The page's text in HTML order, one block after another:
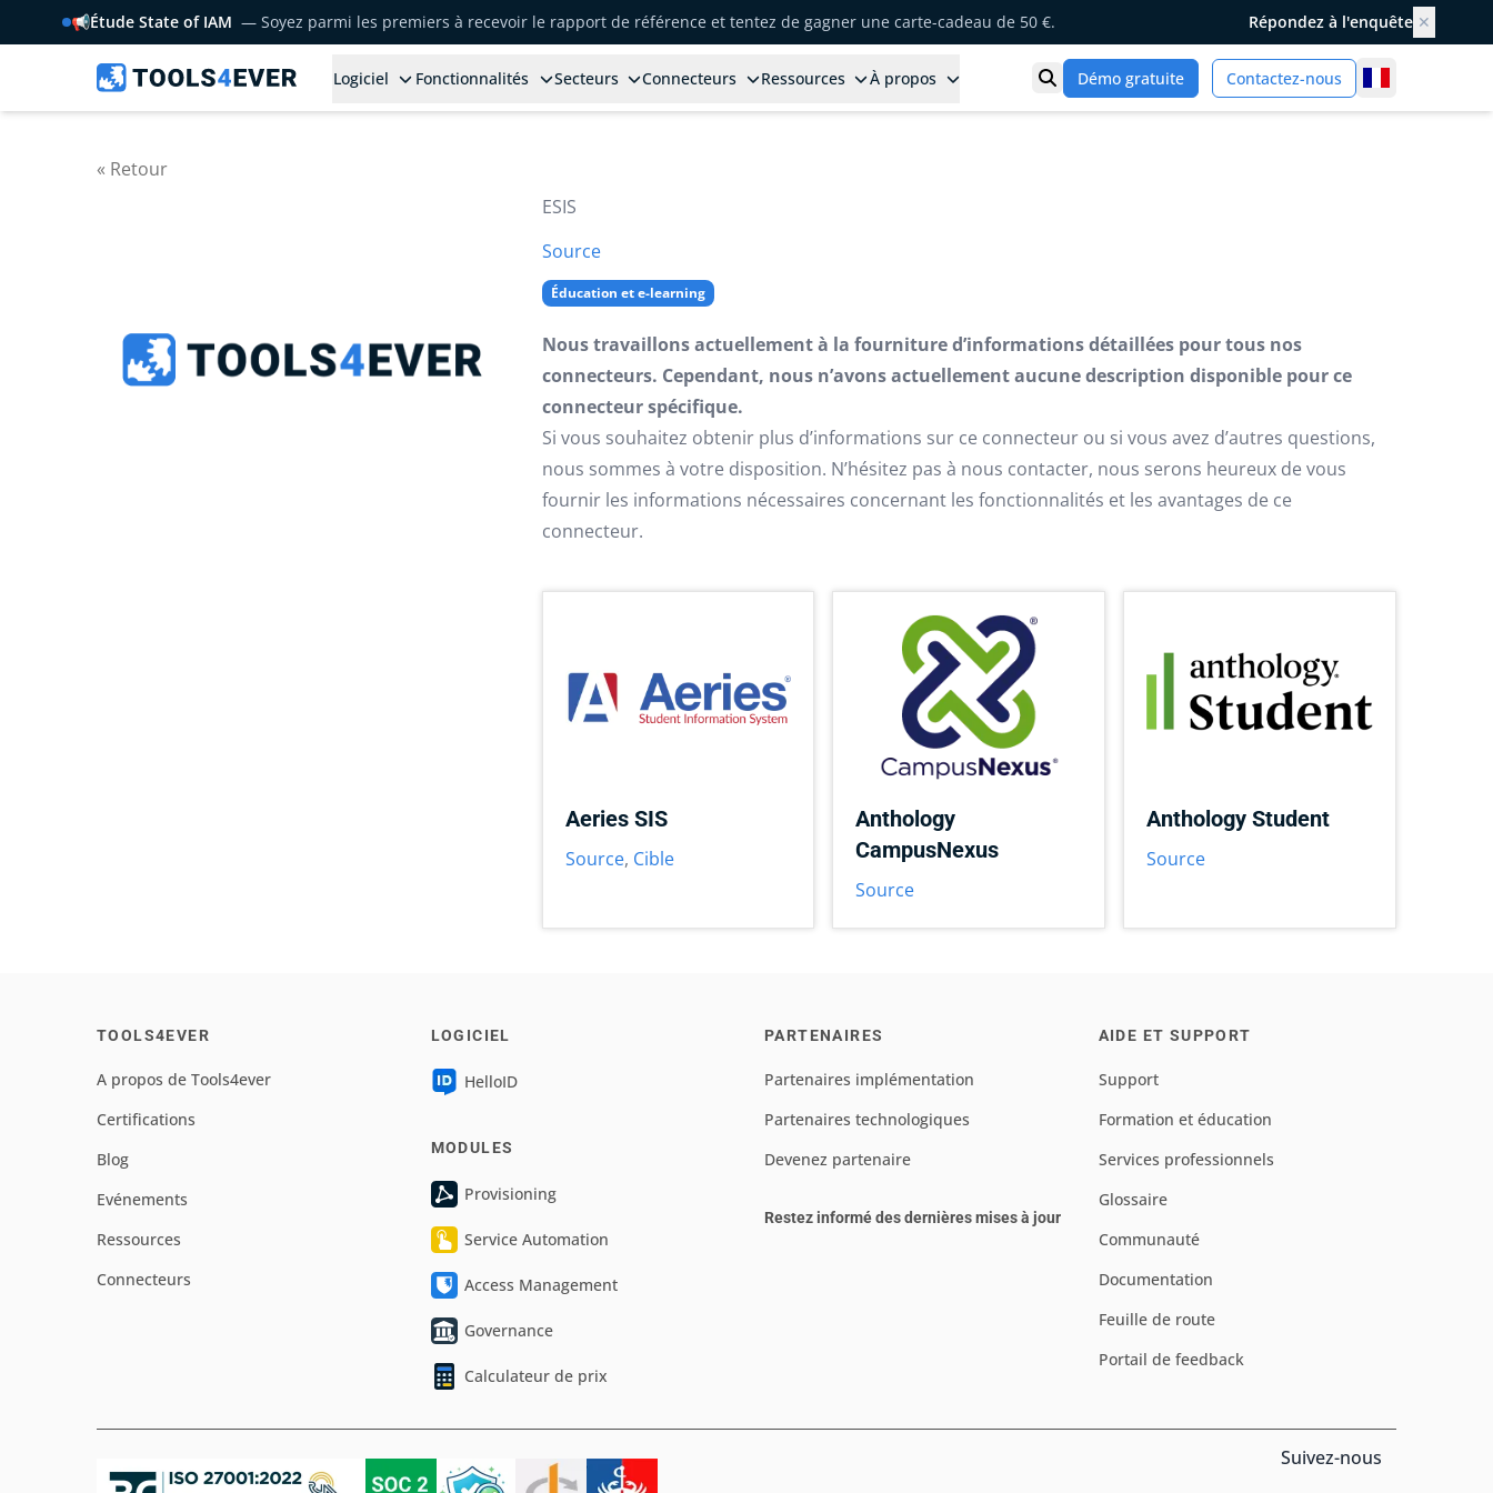
📢Étude State of IAM — Soyez parmi les premiers à recevoir le rapport de référence et tentez de gagner une carte-cadeau de 50 €. Répondez à l'enquête ✕
Logiciel Fonctionnalités Secteurs Connecteurs Ressources À propos Ouvrir la recherche
Démo gratuite Contactez-nous
« Retour
ESIS
Source
Éducation et e-learning
Nous travaillons actuellement à la fourniture d’informations détaillées pour tous nos
connecteurs. Cependant, nous n’avons actuellement aucune description disponible pour ce
connecteur spécifique.
Si vous souhaitez obtenir plus d’informations sur ce connecteur ou si vous avez d’autres questions,
nous sommes à votre disposition. N’hésitez pas à nous contacter, nous serons heureux de vous
fournir les informations nécessaires concernant les fonctionnalités et les avantages de ce
connecteur.
Aeries SIS
Source, Cible
Anthology
CampusNexus
Source
Anthology Student
Source
TOOLS4EVER
A propos de Tools4ever
Certifications
Blog
Evénements
Ressources
Connecteurs
LOGICIEL
HelloID
MODULES
Provisioning
Service Automation
Access Management
Governance
Calculateur de prix
PARTENAIRES
Partenaires implémentation
Partenaires technologiques
Devenez partenaire
Restez informé des dernières mises à jour
AIDE ET SUPPORT
Support
Formation et éducation
Services professionnels
Glossaire
Communauté
Documentation
Feuille de route
Portail de feedback
Suivez-nous